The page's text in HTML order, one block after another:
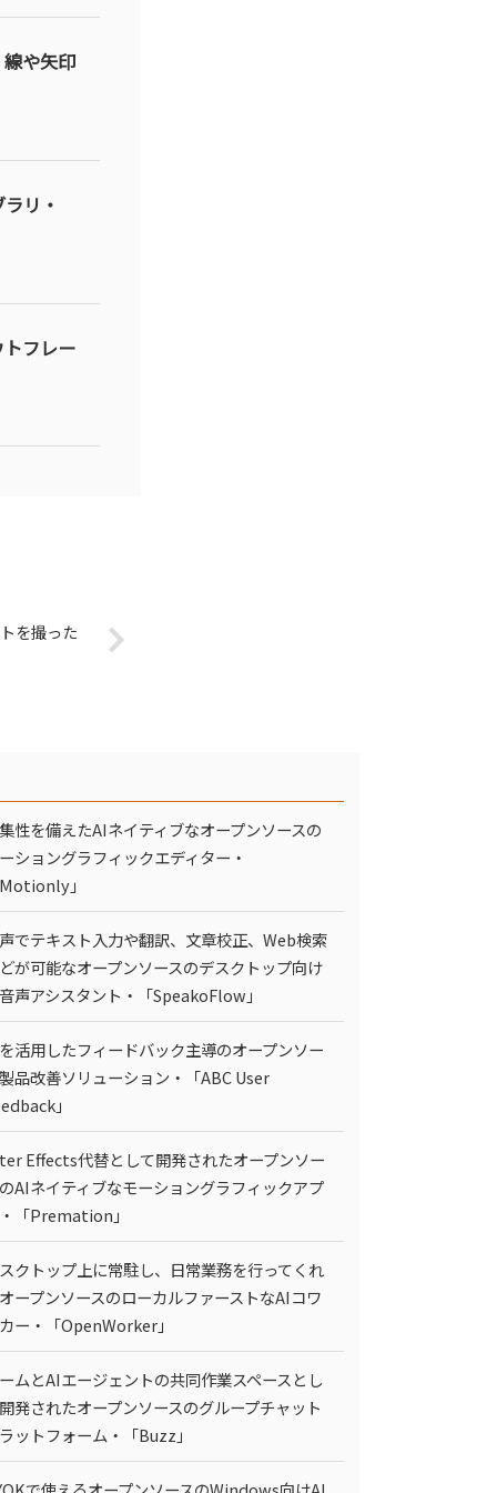
や矢印
リ・
フレー
を撮った
性を備えたAIネイティブなオープンソースの
ショングラフィックエディター・
Motionly」
でテキスト入力や翻訳、文章校正、Web検索
が可能なオープンソースのデスクトップ向け
声アシスタント・「SpeakoFlow」
活用したフィードバック主導のオープンソー
品改善ソリューション・「ABC User
」
Effects代替として開発されたオープンソー
AIネイティブなモーショングラフィックアプ
「Premation」
クトップ上に常駐し、日常業務を行ってくれ
ープンソースのローカルファーストなAIコワ
ー・「OpenWorker」
ムとAIエージェントの共同作業スペースとし
発されたオープンソースのグループチャット
ットフォーム・「Buzz」